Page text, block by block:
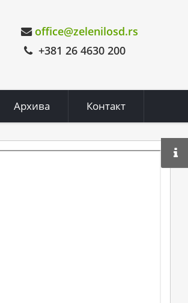
office@zelenilosd.rs
+381 26 4630 200
Архива Контакт